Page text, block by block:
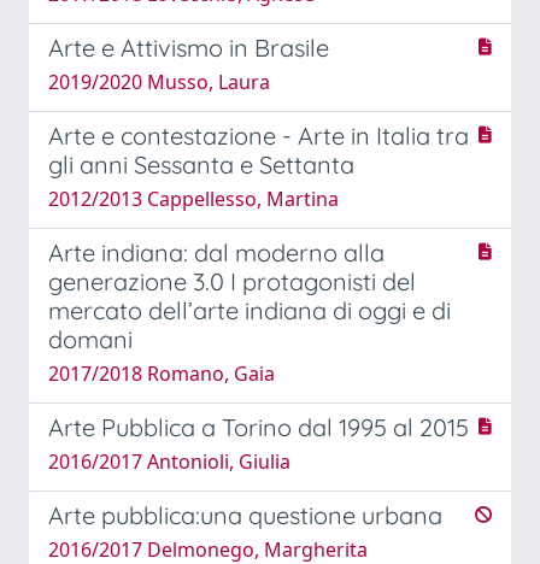
Arte e Attivismo in Brasile
2019/2020 Musso, Laura
Arte e contestazione - Arte in Italia tra
gli anni Sessanta e Settanta
2012/2013 Cappellesso, Martina
Arte indiana: dal moderno alla
generazione 3.0 I protagonisti del
mercato dell’arte indiana di oggi e di
domani
2017/2018 Romano, Gaia
Arte Pubblica a Torino dal 1995 al 2015
2016/2017 Antonioli, Giulia
Arte pubblica:una questione urbana
2016/2017 Delmonego, Margherita